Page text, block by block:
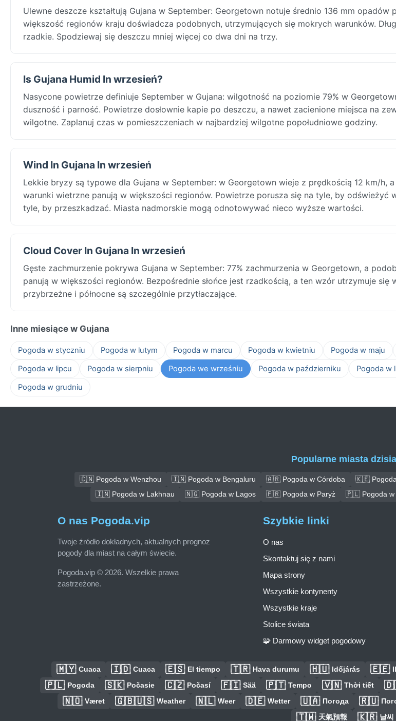
Ulewne deszcze kształtują Gujana w September: Georgetown notuje średnio 136 mm opadów
większość regionów kraju doświadcza podobnych, utrzymujących się mokrych warunków.
rzadkie. Spodziewaj się deszczu mniej więcej co dwa dni na trzy.
Is Gujana Humid In wrzesień?
Nasycone powietrze definiuje September w Gujana: wilgotność na poziomie 79% w
duszność i parność. Powietrze dosłownie kapie po deszczu, a nawet zacienione miejsca na
wilgotne. Zaplanuj czas w pomieszczeniach w najbardziej wilgotne popołudniowe godziny.
Wind In Gujana In wrzesień
Lekkie bryzy są typowe dla Gujana w September: w Georgetown wieje z prędkością 12 km/h, a
warunki wietrzne panują w większości regionów. Powietrze porusza się na tyle, by odświeżyć
tyle, by przeszkadzać. Miasta nadmorskie mogą odnotowywać nieco wyższe wartości.
Cloud Cover In Gujana In wrzesień
Gęste zachmurzenie pokrywa Gujana w September: 77% zachmurzenia w Georgetown, a
panują w większości regionów. Bezpośrednie słońce jest rzadkością, a ten wzór utrzymuje się
przybrzeżne i północne są szczególnie przytłaczające.
Inne miesiące w Gujana
Pogoda w styczniu Pogoda w lutym Pogoda w marcu Pogoda w kwietniu Pogoda w maju
Pogoda w lipcu
Pogoda w sierpniu Pogoda we wrześniu Pogoda w październiku
Pogoda w
Pogoda w grudniu
Popularne miasta
🇨🇳 Pogoda w Wenzhou 🇮🇳 Pogoda w Bengaluru 🇦🇷 Pogoda w Córdoba 🇰🇪 Pogoda
🇮🇳 Pogoda w Lakhnau
🇳🇬 Pogoda w Lagos 🇫🇷 Pogoda w Paryż 🇵🇱 Pogoda w
O nas Pogoda.vip
Twoje źródło dokładnych, aktualnych prognoz
pogody dla miast na całym świecie.
Pogoda.vip © 2026. Wszelkie prawa
zastrzeżone.
Szybkie linki
O nas
Skontaktuj się z nami
Mapa strony
Wszystkie kontynenty
Wszystkie kraje
Stolice świata
🧩 Darmowy widget pogodowy
🇲🇾 Cuaca 🇮🇩 Cuaca 🇪🇸 El tiempo 🇹🇷 Hava durumu 🇭🇺 Időjárás 🇪🇪
🇵🇱 Pogoda 🇸🇰 Počasie 🇨🇿 Počasí 🇫🇮 Sää 🇵🇹 Tempo 🇻🇳 Thời tiết
🇳🇴 Været 🇬🇧🇺🇸 Weather 🇳🇱 Weer 🇩🇪 Wetter 🇺🇦 Погода 🇷🇺
🇹🇼 天氣預報 🇰🇷 날씨